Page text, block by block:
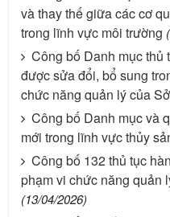
và thay thế giữa các cơ
trong lĩnh vực môi trường
Công bố Danh mục thủ
được sửa đổi, bổ sung
chức năng quản lý của
Công bố Danh mục và
mới trong lĩnh vực thủy
Công bố 132 thủ tục
phạm vi chức năng quản
(13/04/2026)